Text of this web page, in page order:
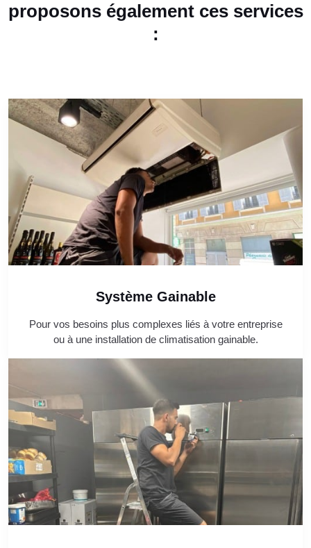
proposons également ces services
:
Système Gainable
Pour vos besoins plus complexes liés à votre entreprise
ou à une installation de climatisation gainable.